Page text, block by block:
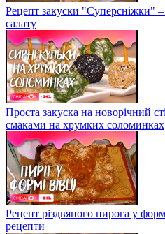
Рецепт закуски "Суперсніжки"
салату
Проста закуска на новорічний
смаками на хрумких соломинках
Рецепт різдвяного пирога у
рецепти